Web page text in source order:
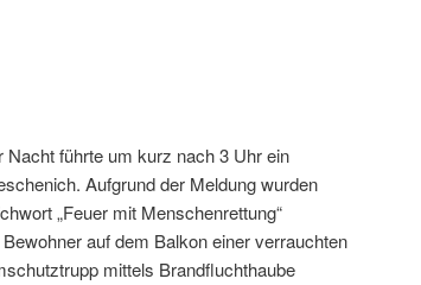
Nacht führte um kurz nach 3 Uhr ein
Aufgrund der Meldung wurden
„Feuer mit Menschenrettung“
auf dem Balkon einer verrauchten
mittels Brandfluchthaube